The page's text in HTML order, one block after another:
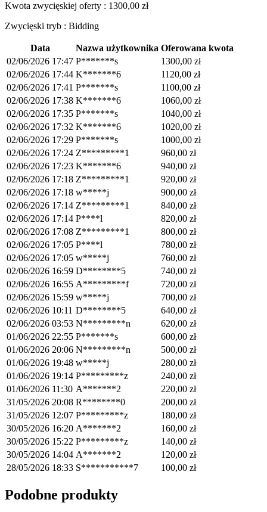
Kwota zwycięskiej oferty : 1300,00 zł
Zwycięski tryb : Bidding
Data Nazwa użytkownika Oferowana kwota
02/06/2026 17:47 P*******s 1300,00 zł
02/06/2026 17:44 K*******6 1120,00 zł
02/06/2026 17:41 P*******s 1100,00 zł
02/06/2026 17:38 K*******6 1060,00 zł
02/06/2026 17:35 P*******s 1040,00 zł
02/06/2026 17:32 K*******6 1020,00 zł
02/06/2026 17:29 P*******s 1000,00 zł
02/06/2026 17:24 Z*********1 960,00 zł
02/06/2026 17:23 K*******6 940,00 zł
02/06/2026 17:18 Z*********1 920,00 zł
02/06/2026 17:18 w*****j 900,00 zł
02/06/2026 17:14 Z*********1 840,00 zł
02/06/2026 17:14 P****l 820,00 zł
02/06/2026 17:08 Z*********1 800,00 zł
02/06/2026 17:05 P****l 780,00 zł
02/06/2026 17:05 w*****j 760,00 zł
02/06/2026 16:59 D********5 740,00 zł
02/06/2026 16:55 A*********f 720,00 zł
02/06/2026 15:59 w*****j 700,00 zł
02/06/2026 10:11 D********5 640,00 zł
02/06/2026 03:53 N*********n 620,00 zł
01/06/2026 22:55 P*******s 600,00 zł
01/06/2026 20:06 N*********n 500,00 zł
01/06/2026 19:48 w*****j 280,00 zł
01/06/2026 19:14 P*********z 240,00 zł
01/06/2026 11:30 A*******2 220,00 zł
31/05/2026 20:08 R********0 200,00 zł
31/05/2026 12:07 P*********z 180,00 zł
30/05/2026 16:20 A*******2 160,00 zł
30/05/2026 15:22 P*********z 140,00 zł
30/05/2026 14:04 A*******2 120,00 zł
28/05/2026 18:33 S***********7 100,00 zł
Podobne produkty